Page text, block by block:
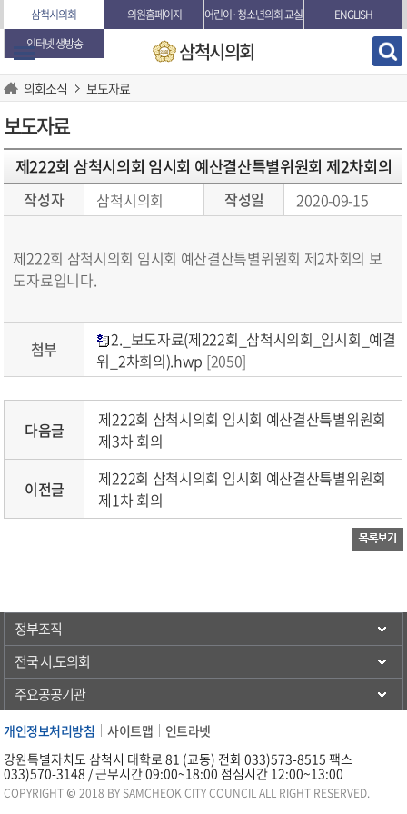
본문바로가기
삼척시의회 의원홈페이지 어린이·청소년의회 교실
ENGLISH
인터넷 생방송
삼척시의회
의회소식 보도자료
보도자료
제222회 삼척시의회 임시회 예산결산특별위원회 제2차회의
작성자 삼척시의회 작성일 2020-09-15
제222회 삼척시의회 임시회 예산결산특별위원회 제2차회의 보
도자료입니다.
첨부
2._보도자료(제222회_삼척시의회_임시회_예결
위_2차회의).hwp [2050]
다음글
제222회 삼척시의회 임시회 예산결산특별위원회
제3차 회의
이전글
제222회 삼척시의회 임시회 예산결산특별위원회
제1차 회의
정부조직
전국 시.도의회
주요공공기관
개인정보처리방침 사이트맵
인트라넷
강원특별자치도 삼척시 대학로 81 (교동) 전화 033)573-8515 팩스
033)570-3148 / 근무시간 09:00~18:00 점심시간 12:00~13:00
COPYRIGHT © 2018 BY SAMCHEOK CITY COUNCIL ALL RIGHT RESERVED.